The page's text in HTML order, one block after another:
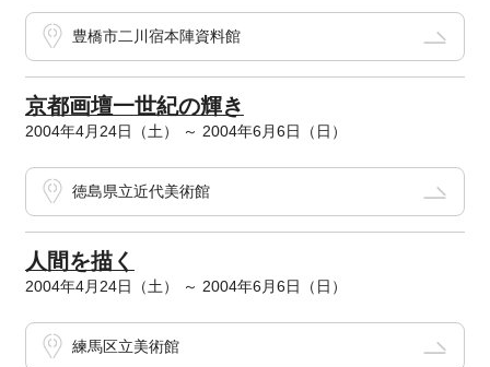
豊橋市二川宿本陣資料館
京都画壇一世紀の輝き
2004年4月24日（土） ～ 2004年6月6日（日）
徳島県立近代美術館
人間を描く
2004年4月24日（土） ～ 2004年6月6日（日）
練馬区立美術館